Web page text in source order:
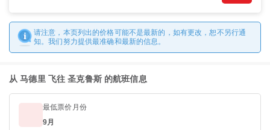
请注意，本页列出的价格可能不是最新的，如有更改，恕不另行通
知。我们努力提供最准确和最新的信息。
从 马德里 飞往 圣克鲁斯 的航班信息
最低票价月份
9月